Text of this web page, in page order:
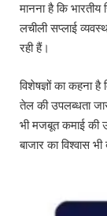
मानना है कि भारतीय
लचीली सप्लाई
रही हैं।
विशेषज्ञों का कहना
तेल की उपलब्धता
भी मजबूत कमाई की
बाजार का विश्वास भी